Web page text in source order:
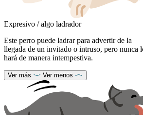
Expresivo / algo ladrador
Este perro puede ladrar para advertir de la
llegada de un invitado o intruso, pero nunca
hará de manera intempestiva.
Ver más Ver menos